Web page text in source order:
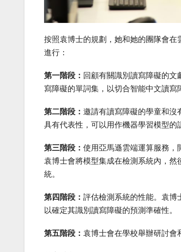
按照袁博士的規劃，她和她的團隊會
進行：
第一階段： 回顧有關識別讀寫障礙的文
寫障礙的單詞集， 以切合智能中文讀寫
第二階段： 邀請有讀寫障礙的學童和沒
具有代表性，可以用作機器學習模型的
第三階段： 使用亞馬遜雲端運算服務，
袁博士會將模型集成在檢測 系統內，然
統。
第四階段： 評估檢測 系統的性能。袁博
以確定其識別 讀寫障礙的預測準確性。
第五階段： 袁博士會在學校舉辦研討會